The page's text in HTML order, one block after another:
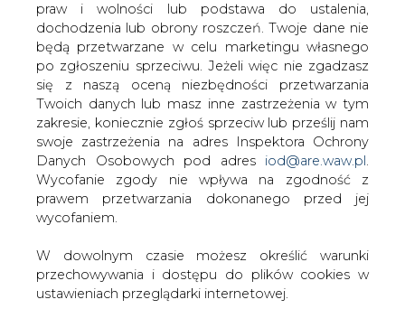
praw i wolności lub podstawa do ustalenia,
dochodzenia lub obrony roszczeń. Twoje dane nie
będą przetwarzane w celu marketingu własnego
po zgłoszeniu sprzeciwu. Jeżeli więc nie zgadzasz
się z naszą oceną niezbędności przetwarzania
Twoich danych lub masz inne zastrzeżenia w tym
zakresie, koniecznie zgłoś sprzeciw lub prześlij nam
swoje zastrzeżenia na adres Inspektora Ochrony
Danych Osobowych pod adres iod@are.waw.pl.
Wycofanie zgody nie wpływa na zgodność z
prawem przetwarzania dokonanego przed jej
wycofaniem.
W dowolnym czasie możesz określić warunki
przechowywania i dostępu do plików cookies w
ustawieniach przeglądarki internetowej.
Na temat wydłużających się prac na
ustawą, która ma wprowadzić nowy
system wsparcia dla kogeneracji pisze
"Rzeczpospolita".
Z informacji uzyskanych przez dziennik w
odpowiedzialnym za przygotowanie nowego systemu
wsparcia dla kogeneracji Ministerstwie Energii wynika, że
w maju zakończył się proces uzgodnień
międzyresortowych i społecznych i obecnie trwa analiza
uwag, a jednocześnie prowadzone są rozmowy z
przepisów.
Jednak jak zwraca uwagę "Rz", projekt, który był